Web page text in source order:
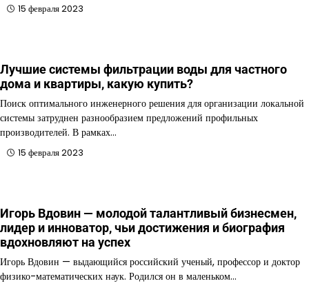
15 февраля 2023
Лучшие системы фильтрации воды для частного
дома и квартиры, какую купить?
Поиск оптимального инженерного решения для организации локальной
системы затруднен разнообразием предложений профильных
производителей. В рамках…
15 февраля 2023
Игорь Вдовин — молодой талантливый бизнесмен,
лидер и инноватор, чьи достижения и биография
вдохновляют на успех
Игорь Вдовин — выдающийся российский ученый, профессор и доктор
физико-математических наук. Родился он в маленьком…